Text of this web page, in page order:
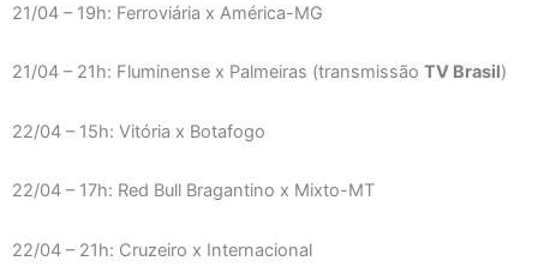
21/04 – 19h: Ferroviária x América-MG
21/04 – 21h: Fluminense x Palmeiras (transmissão TV Brasil)
22/04 – 15h: Vitória x Botafogo
22/04 – 17h: Red Bull Bragantino x Mixto-MT
22/04 – 21h: Cruzeiro x Internacional